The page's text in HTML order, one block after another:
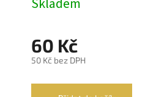
60 Kč
50 Kč bez DPH
Skladem